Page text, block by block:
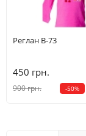
Реглан B-73
450 грн.
900 грн. -50%